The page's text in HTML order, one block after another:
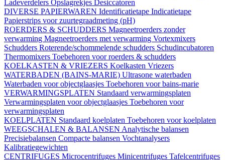
Ladeverdelers Opslagrekjes Desiccatoren
DIVERSE PAPIERWAREN Identificatietape Indicatietape
Papierstrips voor zuurtegraadmeting (pH)
ROERDERS & SCHUDDERS Magneetroerders zonder
verwarming Magneetroerders met verwarming Vortexmixers
Schudders Roterende/schommelende schudders Schudincubatoren
Thermomixers Toebehoren voor roerders & schudders
KOELKASTEN & VRIEZERS Koelkasten Vriezers
WATERBADEN (BAINS-MARIE) Ultrasone waterbaden
Waterbaden voor objectglaasjes Toebehoren voor bains-marie
VERWARMINGSPLATEN Standaard verwarmingsplaten
Verwarmingsplaten voor objectglaasjes Toebehoren voor
verwarmingsplaten
KOELPLATEN Standaard koelplaten Toebehoren voor koelplaten
WEEGSCHALEN & BALANSEN Analytische balansen
Precisiebalansen Compacte balansen Vochtanalysers
Kalibratiegewichten
CENTRIFUGES Microcentrifuges Minicentrifuges Tafelcentrifuges